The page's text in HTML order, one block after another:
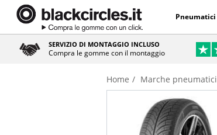
Pneumatici
SERVIZIO DI MONTAGGIO INCLUSO
Compra le gomme con il montaggio
Home Marche pneumatici